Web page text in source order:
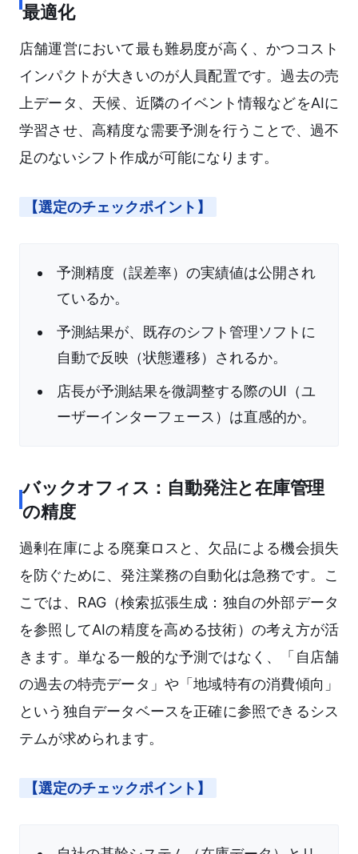
最適化
店舗運営において最も難易度が高く、かつコスト
インパクトが大きいのが人員配置です。過去の売
上データ、天候、近隣のイベント情報などをAIに
学習させ、高精度な需要予測を行うことで、過不
足のないシフト作成が可能になります。
【選定のチェックポイント】
予測精度（誤差率）の実績値は公開され
ているか。
予測結果が、既存のシフト管理ソフトに
自動で反映（状態遷移）されるか。
店長が予測結果を微調整する際のUI（ユ
ーザーインターフェース）は直感的か。
バックオフィス：自動発注と在庫管理
の精度
過剰在庫による廃棄ロスと、欠品による機会損失
を防ぐために、発注業務の自動化は急務です。こ
こでは、RAG（検索拡張生成：独自の外部データ
を参照してAIの精度を高める技術）の考え方が活
きます。単なる一般的な予測ではなく、「自店舗
の過去の特売データ」や「地域特有の消費傾向」
という独自データベースを正確に参照できるシス
テムが求められます。
【選定のチェックポイント】